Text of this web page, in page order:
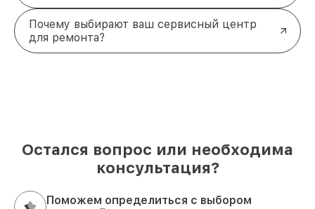
Почему выбирают ваш сервисный центр
для ремонта?
Остался вопрос или необходима
консультация?
Поможем определиться с выбором